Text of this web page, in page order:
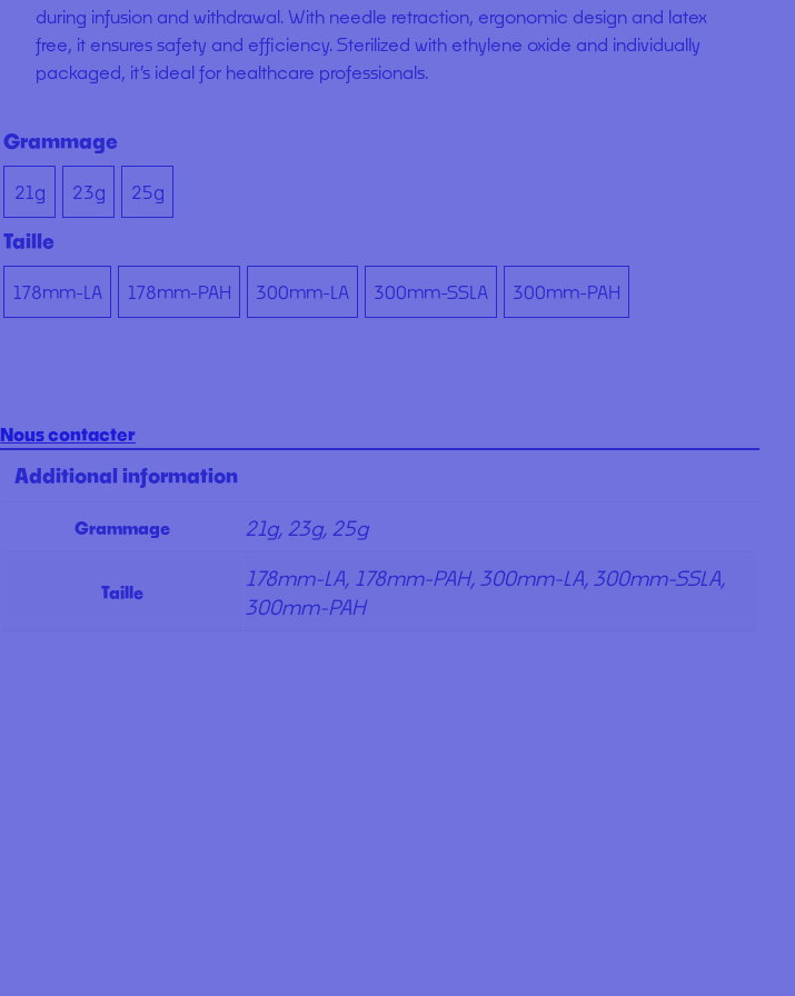
during infusion and withdrawal. With needle retraction, ergonomic design and latex
free, it ensures safety and efficiency. Sterilized with ethylene oxide and individually
packaged, it’s ideal for healthcare professionals.
Grammage
21g 23g 25g
Taille
178mm-LA 178mm-PAH 300mm-LA 300mm-SSLA 300mm-PAH
Nous contacter
Additional information
Grammage 21g, 23g, 25g
Taille
178mm-LA, 178mm-PAH, 300mm-LA, 300mm-SSLA,
300mm-PAH